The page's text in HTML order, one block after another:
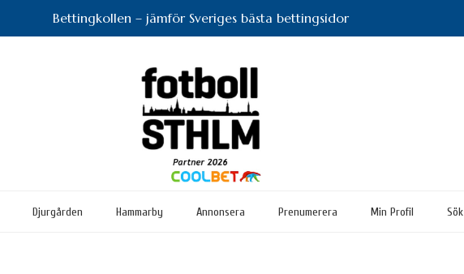
Bettingkollen – jämför Sveriges bästa bettingsidor
Djurgården Hammarby Annonsera Prenumerera Min Profil Sök